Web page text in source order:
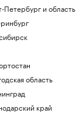
Петербург и область
область
край